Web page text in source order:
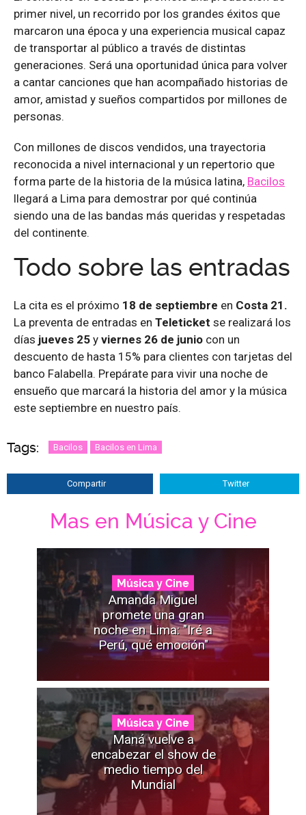
primer nivel, un recorrido por los grandes éxitos que
marcaron una época y una experiencia musical capaz
de transportar al público a través de distintas
generaciones. Será una oportunidad única para volver
a cantar canciones que han acompañado historias de
amor, amistad y sueños compartidos por millones de
personas.
Con millones de discos vendidos, una trayectoria
reconocida a nivel internacional y un repertorio que
forma parte de la historia de la música latina, Bacilos
llegará a Lima para demostrar por qué continúa
siendo una de las bandas más queridas y respetadas
del continente.
Todo sobre las entradas
La cita es el próximo 18 de septiembre en Costa 21.
La preventa de entradas en Teleticket se realizará los
días jueves 25 y viernes 26 de junio con un
descuento de hasta 15% para clientes con tarjetas del
banco Falabella. Prepárate para vivir una noche de
ensueño que marcará la historia del amor y la música
este septiembre en nuestro país.
Tags: Bacilos Bacilos en Lima
Compartir Twitter
Mas en Música y Cine
Música y Cine
Amanda Miguel
promete una gran
noche en Lima: "Iré a
Perú, qué emoción"
Música y Cine
Maná vuelve a
encabezar el show de
medio tiempo del
Mundial